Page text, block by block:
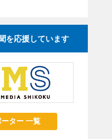
を応援しています
ター 一覧